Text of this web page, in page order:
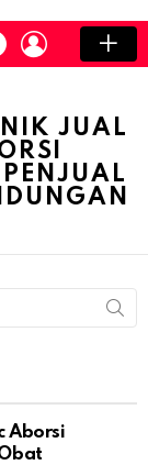
SWITCH
SKIN
LOGIN
JUAL
Aborsi